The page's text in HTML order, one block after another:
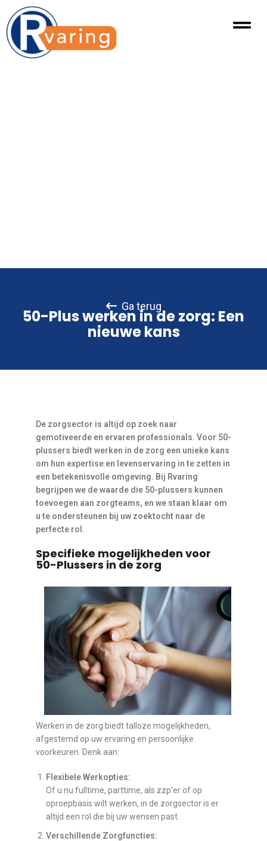
Ga terug
50-Plus werken in de zorg: Een
nieuwe kans
De zorgsector is altijd op zoek naar
gemotiveerde en ervaren professionals. Voor 50-
plussers biedt werken in de zorg een unieke kans
om hun expertise en levenservaring in te zetten in
een betekenisvolle omgeving. Bij Rvaring
begrijpen we de waarde die 50-plussers kunnen
toevoegen aan zorgteams, en we staan klaar om
u te ondersteunen bij uw zoektocht naar de
perfecte rol.
Specifieke mogelijkheden voor
50-Plussers in de zorg
Werken in de zorg biedt talloze mogelijkheden,
afgestemd op uw ervaring en persoonlijke
voorkeuren. Denk aan:
Flexibele Werkopties:
Of u nu fulltime, parttime, als zzp’er of op
oproepbasis wilt werken, in de zorgsector is er
altijd een rol die bij uw wensen past.
Verschillende Zorgfuncties: